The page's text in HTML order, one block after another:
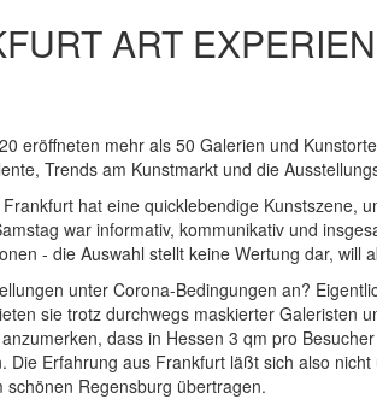
ART
eröffneten mehr als 50 Galerien und
Trends am Kunstmarkt und die
hat eine quicklebendige Kunstszene,
war informativ, kommunikativ und
- die Auswahl stellt keine Wertung dar, will
unter Corona-Bedingungen an?
sie trotz durchwegs maskierter Galeristen
dass in Hessen 3 qm pro
Die Erfahrung aus Frankfurt läßt sich also
Regensburg übertragen.